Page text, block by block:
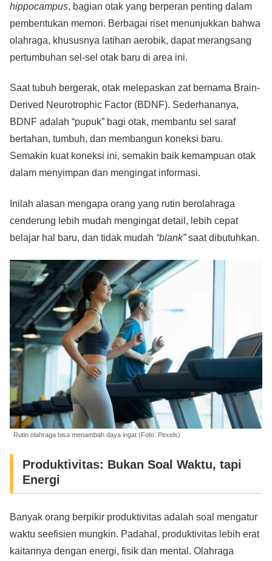
hippocampus, bagian otak yang berperan penting dalam
pembentukan memori. Berbagai riset menunjukkan bahwa
olahraga, khususnya latihan aerobik, dapat merangsang
pertumbuhan sel-sel otak baru di area ini.
Saat tubuh bergerak, otak melepaskan zat bernama Brain-
Derived Neurotrophic Factor (BDNF). Sederhananya,
BDNF adalah “pupuk” bagi otak, membantu sel saraf
bertahan, tumbuh, dan membangun koneksi baru.
Semakin kuat koneksi ini, semakin baik kemampuan otak
dalam menyimpan dan mengingat informasi.
Inilah alasan mengapa orang yang rutin berolahraga
cenderung lebih mudah mengingat detail, lebih cepat
belajar hal baru, dan tidak mudah “blank”saat dibutuhkan.
Rutin olahraga bisa menambah daya ingat (Foto: Pexels)
Produktivitas: Bukan Soal Waktu, tapi
Energi
Banyak orang berpikir produktivitas adalah soal mengatur
waktu seefisien mungkin. Padahal, produktivitas lebih erat
kaitannya dengan energi, fisik dan mental. Olahraga